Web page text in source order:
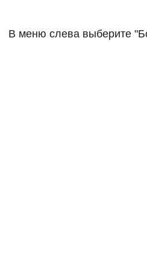
В меню слева выберите